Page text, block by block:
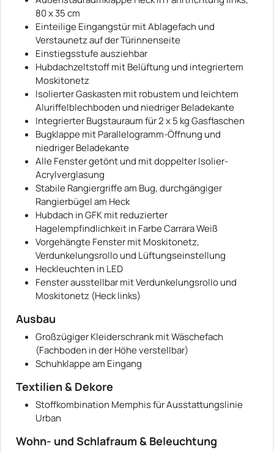
80 x 35 cm
Einteilige Eingangstür mit Ablagefach und
Verstaunetz auf der Türinnenseite
Einstiegsstufe ausziehbar
Hubdachzeltstoff mit Belüftung und integriertem
Moskitonetz
Isolierter Gaskasten mit robustem und leichtem
Aluriffelblechboden und niedriger Beladekante
Integrierter Bugstauraum für 2 x 5 kg Gasflaschen
Bugklappe mit Parallelogramm-Öffnung und
niedriger Beladekante
Alle Fenster getönt und mit doppelter Isolier-
Acrylverglasung
Stabile Rangiergriffe am Bug, durchgängiger
Rangierbügel am Heck
Hubdach in GFK mit reduzierter
Hagelempfindlichkeit in Farbe Carrara Weiß
Vorgehängte Fenster mit Moskitonetz,
Verdunkelungsrollo und Lüftungseinstellung
Heckleuchten in LED
Fenster ausstellbar mit Verdunkelungsrollo und
Moskitonetz (Heck links)
Ausbau
Großzügiger Kleiderschrank mit Wäschefach
(Fachboden in der Höhe verstellbar)
Schuhklappe am Eingang
Textilien & Dekore
Stoffkombination Memphis für Ausstattungslinie
Urban
Wohn- und Schlafraum & Beleuchtung